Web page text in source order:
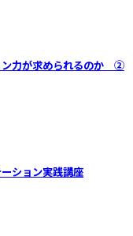
ン力が求められるのか ②
ション実践講座